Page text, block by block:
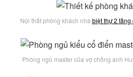
Nội thất phòng khách nhà biệt thự 2 tầng
Phòng ngủ master của vợ chồng anh